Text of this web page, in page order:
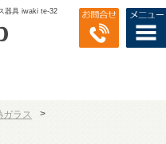
器具 iwaki te-32
ガラス
>